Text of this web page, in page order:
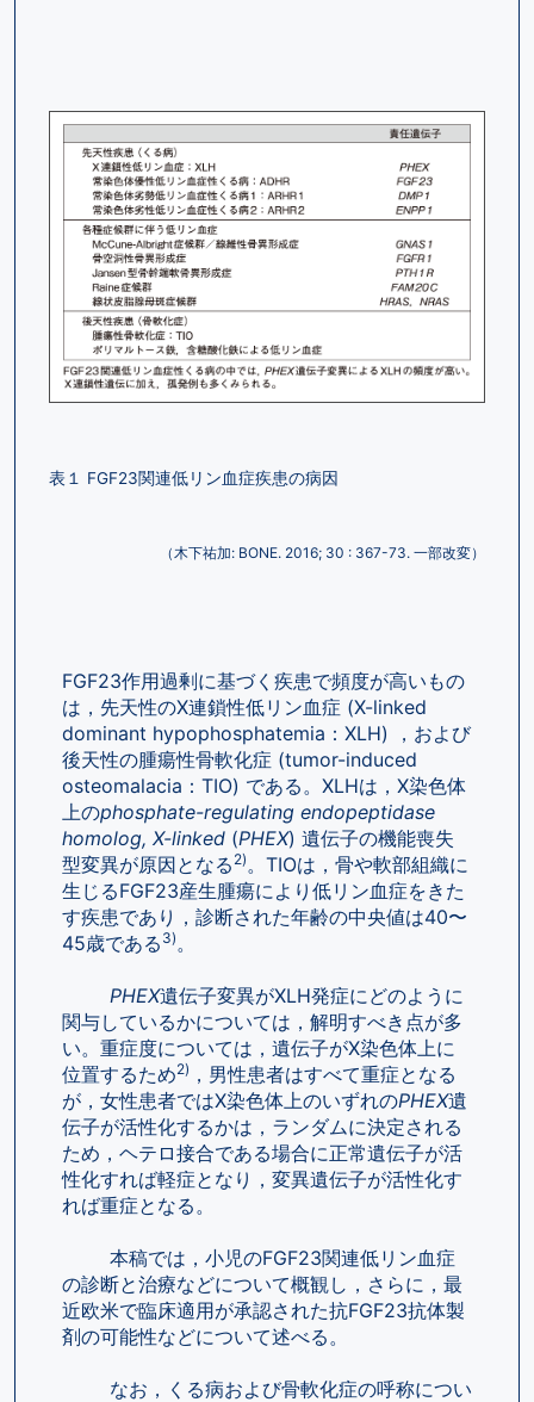
表１ FGF23関連低リン血症疾患の病因
（木下祐加: BONE. 2016; 30 : 367-73. 一部改変）
FGF23作用過剰に基づく疾患で頻度が高いもの
は，先天性のX連鎖性低リン血症 (X-linked
dominant hypophosphatemia：XLH) ，および
後天性の腫瘍性骨軟化症 (tumor-induced
osteomalacia：TIO) である。XLHは，X染色体
上のphosphate-regulating endopeptidase
homolog, X-linked (PHEX) 遺伝子の機能喪失
型変異が原因となる 2)。TIOは，骨や軟部組織に
生じるFGF23産生腫瘍により低リン血症をきた
す疾患であり，診断された年齢の中央値は40〜
45歳である 3)。
PHEX遺伝子変異がXLH発症にどのように
関与しているかについては，解明すべき点が多
い。重症度については，遺伝子がX染色体上に
位置するため2) ，男性患者はすべて重症となる
が，女性患者ではX染色体上のいずれのPHEX遺
伝子が活性化するかは，ランダムに決定される
ため，ヘテロ接合である場合に正常遺伝子が活
性化すれば軽症となり，変異遺伝子が活性化す
れば重症となる。
の診断と治療などについて概観し，さらに，最
近欧米で臨床適用が承認された抗FGF23抗体製
剤の可能性などについて述べる。